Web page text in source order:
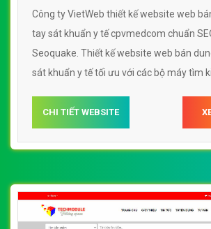
Công ty VietWeb thiết kế website web
tay sát khuẩn y tế cpvmedcom chuẩn
Seoquake. Thiết kế website web bán
sát khuẩn y tế tối ưu với các bộ máy tìm
người dùng lướt website web bán dung
khuẩn y tế cpvmedcom
CHI TIẾT WEBSITE